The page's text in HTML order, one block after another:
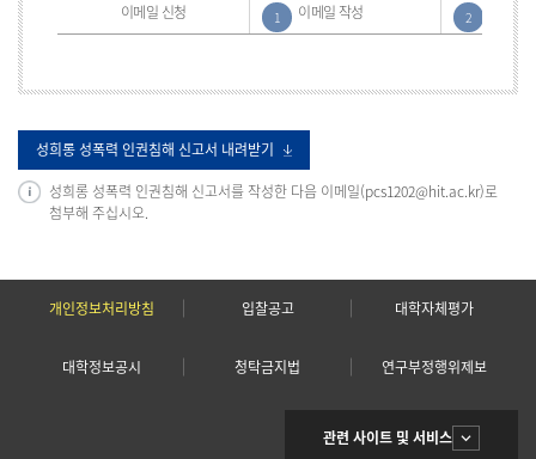
련
방
상
담/
신
고
흐
입
이메일 신청 1 이메일 작성 2 센터방
성희롱 성폭력 인권침해 신고서 내려받기
성희롱 성폭력 인권침해 신고서를 작성한 다음 이메일(pcs1202@hit.ac.kr)로
첨부해 주십시오.
개인정보처리방침 입찰공고 대학자체평가
대학정보공시 청탁금지법 연구부정행위제보
관련 사이트 및 서비스